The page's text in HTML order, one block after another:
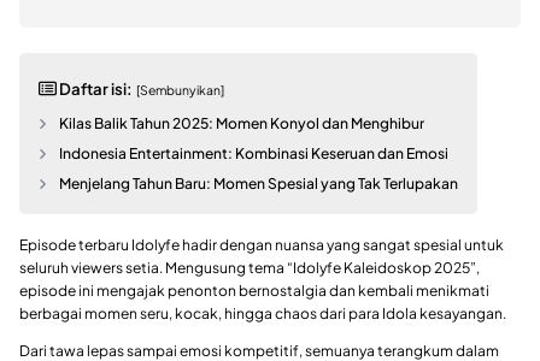
Daftar isi: [Sembunyikan]
Kilas Balik Tahun 2025: Momen Konyol dan Menghibur
Indonesia Entertainment: Kombinasi Keseruan dan Emosi
Menjelang Tahun Baru: Momen Spesial yang Tak Terlupakan
Episode terbaru Idolyfe hadir dengan nuansa yang sangat spesial untuk
seluruh viewers setia. Mengusung tema “Idolyfe Kaleidoskop 2025”,
episode ini mengajak penonton bernostalgia dan kembali menikmati
berbagai momen seru, kocak, hingga chaos dari para Idola kesayangan.
Dari tawa lepas sampai emosi kompetitif, semuanya terangkum dalam